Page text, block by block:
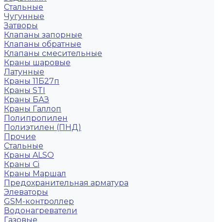
Стальные
Чугунные
Затворы
Клапаны запорные
Клапаны обратные
Клапаны смесительные
Краны шаровые
Латунные
Краны 11Б27п
Краны STI
Краны БАЗ
Краны Галлоп
Полипропилен
Полиэтилен (ПНД)
Прочие
Стальные
Краны ALSO
Краны Ci
Краны Маршал
Предохранительная арматура
Элеваторы
GSM-контроллер
Водонагреватели
Газовые